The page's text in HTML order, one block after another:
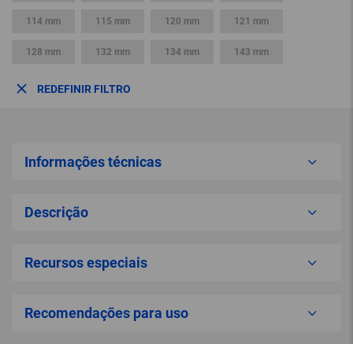
114 mm 115 mm 120 mm 121 mm
128 mm 132 mm 134 mm 143 mm
REDEFINIR FILTRO
Informações técnicas
Descrição
Recursos especiais
Recomendações para uso